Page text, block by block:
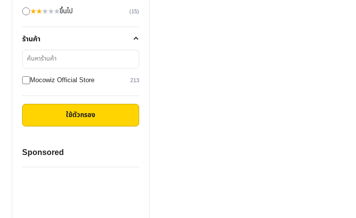
★★★★★ขึ้นไป (15)
ร้านค้า
ค้นหา
ร้าน
ค้าMocowiz Official Store 213
ใช้ตัวกรอง
Sponsored